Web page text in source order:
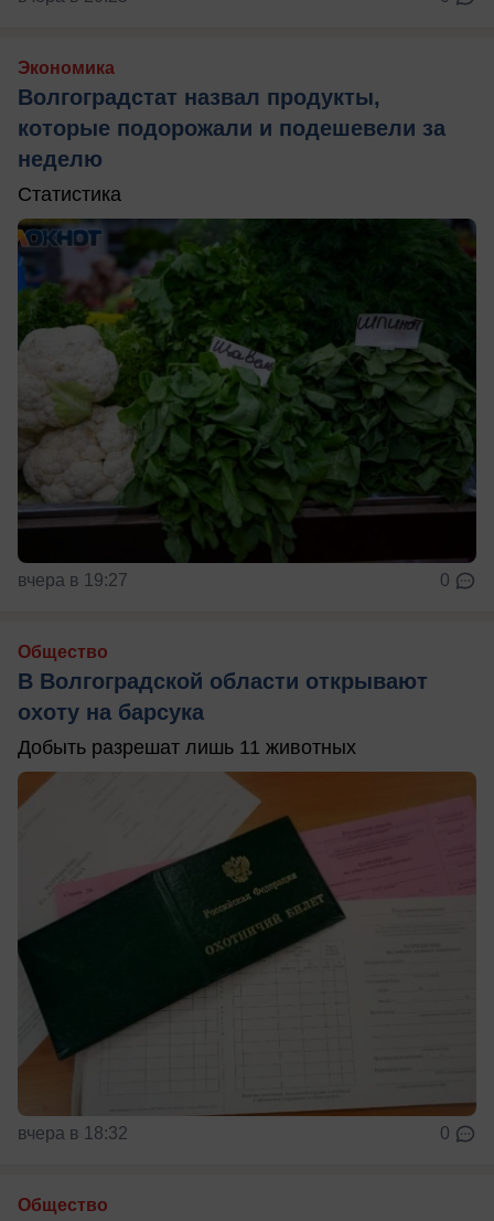
Экономика
Волгоградстат назвал продукты,
которые подорожали и подешевели за
неделю
Статистика
вчера в 19:27 0
Общество
В Волгоградской области открывают
охоту на барсука
Добыть разрешат лишь 11 животных
вчера в 18:32 0
Общество